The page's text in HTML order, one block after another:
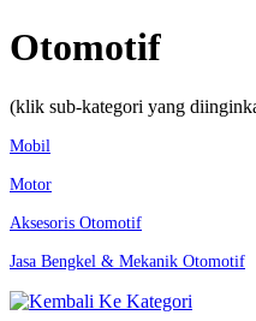
Otomotif
(klik sub-kategori yang
Mobil
Motor
Aksesoris Otomotif
Jasa Bengkel & Mekanik Otomotif